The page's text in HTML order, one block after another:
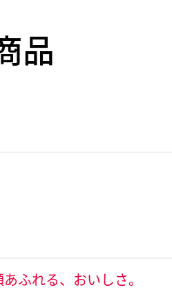
品
ふれる、おいしさ。